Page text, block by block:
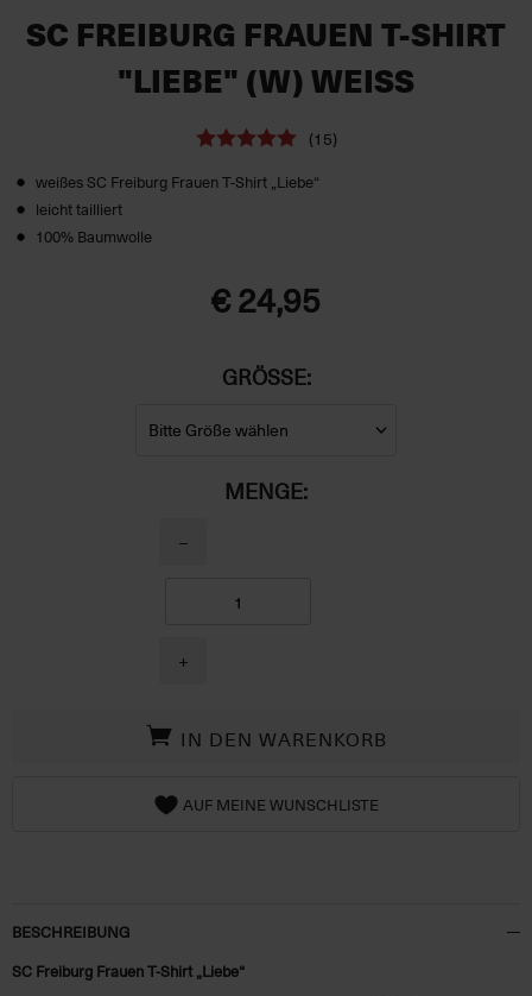
SC FREIBURG FRAUEN T-SHIRT
"LIEBE" (W) WEISS
(15)
weißes SC Freiburg Frauen T-Shirt „Liebe“
leicht tailliert
100% Baumwolle
€ 24,95
GRÖSSE:
MENGE:
−
+
IN DEN WARENKORB
AUF MEINE WUNSCHLISTE
BESCHREIBUNG
SC Freiburg Frauen T-Shirt „Liebe“